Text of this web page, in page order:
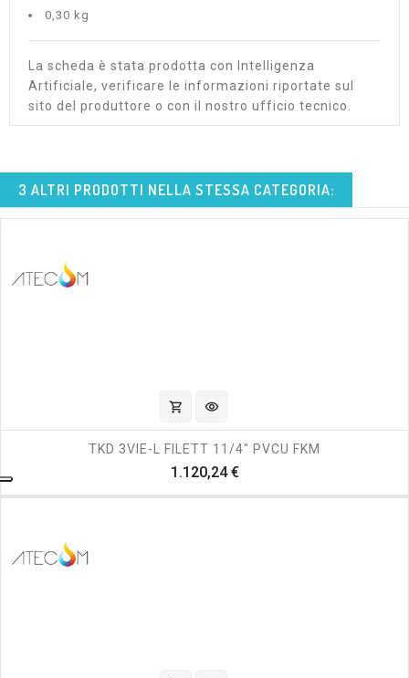
0,30 kg
La scheda è stata prodotta con Intelligenza
Artificiale, verificare le informazioni riportate sul
sito del produttore o con il nostro ufficio tecnico.
3 ALTRI PRODOTTI NELLA STESSA CATEGORIA:
shopping_cart visibility
TKD 3VIE-L FILETT 11/4" PVCU FKM
1.120,24 €Prezzo